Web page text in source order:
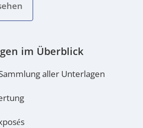
im Überblick
aller Unterlagen